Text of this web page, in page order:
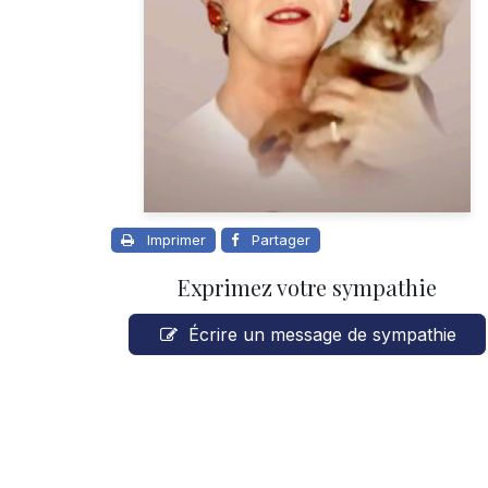
Imprimer Partager
Exprimez votre sympathie
Écrire un message de sympathie